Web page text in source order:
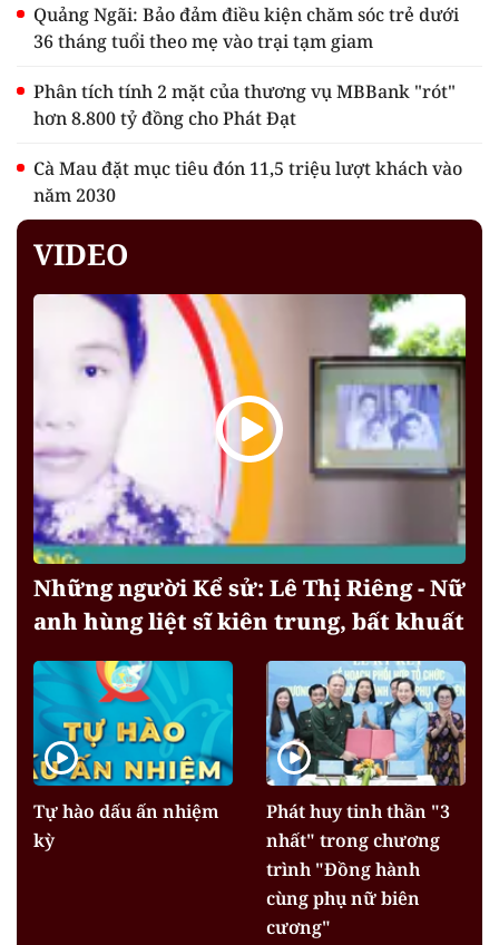
Quảng Ngãi: Bảo đảm điều kiện chăm sóc trẻ dưới
36 tháng tuổi theo mẹ vào trại tạm giam
Phân tích tính 2 mặt của thương vụ MBBank "rót"
hơn 8.800 tỷ đồng cho Phát Đạt
Cà Mau đặt mục tiêu đón 11,5 triệu lượt khách vào
năm 2030
VIDEO
Những người Kể sử: Lê Thị Riêng - Nữ
anh hùng liệt sĩ kiên trung, bất khuất
Tự hào dấu ấn nhiệm
kỳ
Phát huy tinh thần "3
nhất" trong chương
trình "Đồng hành
cùng phụ nữ biên
cương"